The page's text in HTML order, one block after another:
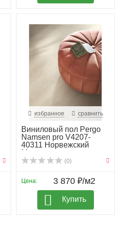
избранное сравнить
Виниловый пол Pergo
Namsen pro V4207-
40311 Норвежский
Мел...
(0)
Цена: 3 870 ₽/м2
Купить